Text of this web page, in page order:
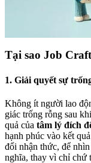
Tại sao Job
1. Giải quyết sự
Không ít người lao
giác trống rỗng sau
quả của tâm lý đích
hạnh phúc vào kết
đổi nhận thức, để
nghĩa, thay vì chỉ chứ